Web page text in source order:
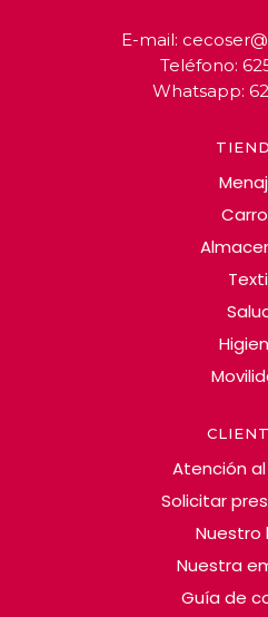
E-mail:
Teléfono:
Whatsapp:
Atención
Solicitar
Nuestro
Nuestra
Guía de